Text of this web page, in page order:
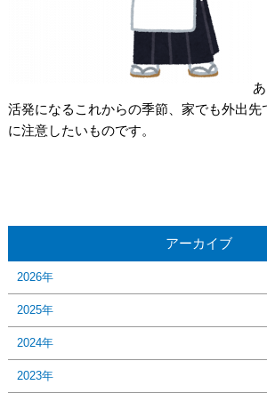
活発になるこれからの季節、家でも外出先
に注意したいものです。
アーカイブ
2026年
2025年
2024年
2023年